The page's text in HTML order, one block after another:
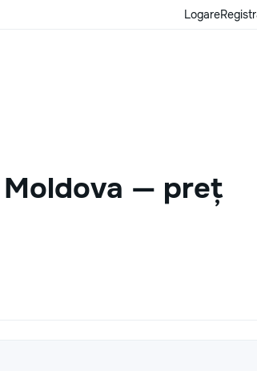
Logare
— preț